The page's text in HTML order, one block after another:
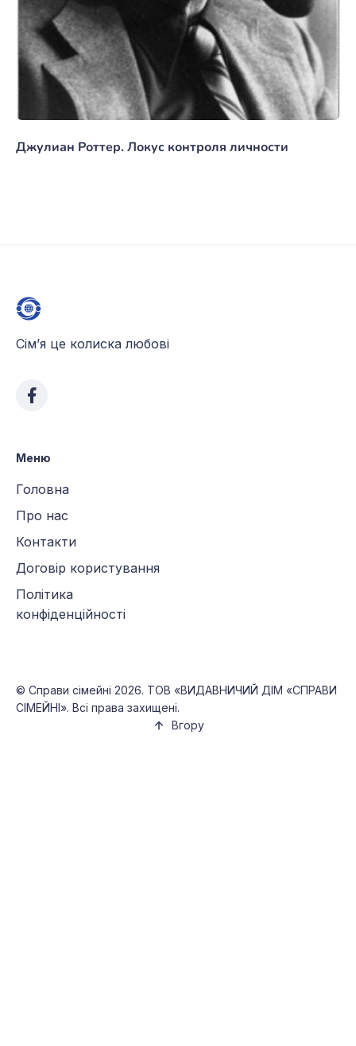
Джулиан Роттер. Локус контроля личности
Сім’я це колиска любові
Меню
Головна
Про нас
Контакти
Договір користування
Політика
конфіденційності
© Справи сімейні 2026. ТОВ «ВИДАВНИЧИЙ ДІМ «СПРАВИ
СІМЕЙНІ». Всі права захищені.
Вгору